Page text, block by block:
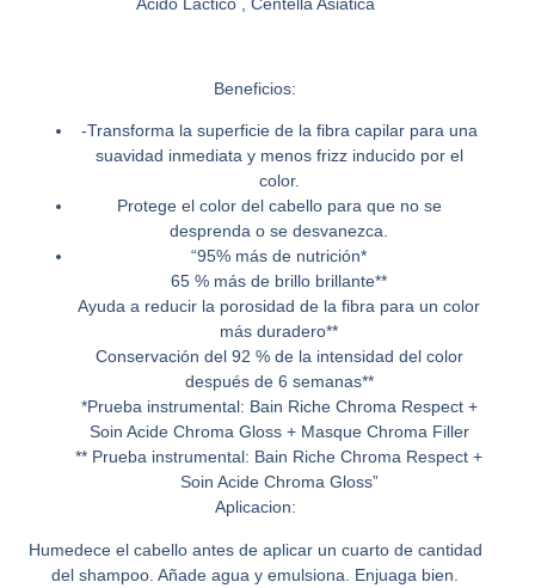
Ácido Láctico , Centella Asiática
Beneficios:
-Transforma la superficie de la fibra capilar para una
suavidad inmediata y menos frizz inducido por el
color.
Protege el color del cabello para que no se
desprenda o se desvanezca.
“95% más de nutrición*
65 % más de brillo brillante**
Ayuda a reducir la porosidad de la fibra para un color
más duradero**
Conservación del 92 % de la intensidad del color
después de 6 semanas**
*Prueba instrumental: Bain Riche Chroma Respect +
Soin Acide Chroma Gloss + Masque Chroma Filler
** Prueba instrumental: Bain Riche Chroma Respect +
Soin Acide Chroma Gloss”
Aplicacion:
Humedece el cabello antes de aplicar un cuarto de cantidad
del shampoo. Añade agua y emulsiona. Enjuaga bien.